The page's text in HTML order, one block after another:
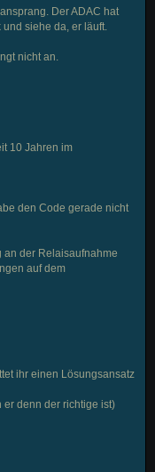
Der ADAC hat
siehe da, er läuft.
nicht an.
10 Jahren im
den Code gerade nicht
an der Relaisaufnahme
auf dem
ihr einen Lösungsansatz
er denn der richtige ist)